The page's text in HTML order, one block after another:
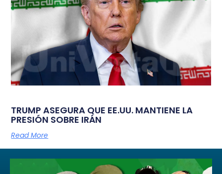
TRUMP ASEGURA QUE EE.UU. MANTIENE LA
PRESIÓN SOBRE IRÁN
Read More